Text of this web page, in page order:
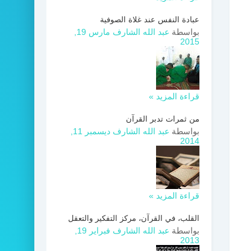
عبادة النفس عند غلاة الصوفية
بواسطة عبد الله الشارف
2015
قراءة المزيد »
من ثمرات تدبر القرآن
بواسطة عبد الله الشارف
2014
قراءة المزيد »
القلب، في القرآن، مركز التفكير والتعقل
بواسطة عبد الله الشارف
2013